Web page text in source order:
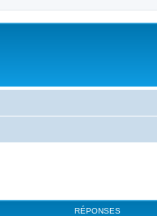
RÉPONSES